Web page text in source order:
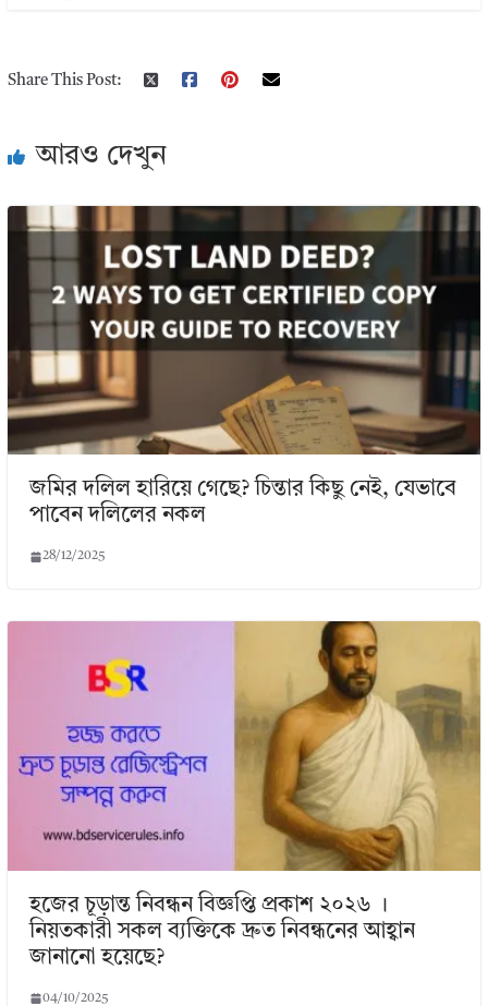
Share This Post:
আরও দেখুন
জমির দলিল হারিয়ে গেছে? চিন্তার কিছু নেই, যেভাবে
পাবেন দলিলের নকল
28/12/2025
হজের চূড়ান্ত নিবন্ধন বিজ্ঞপ্তি প্রকাশ ২০২৬ ।
নিয়তকারী সকল ব্যক্তিকে দ্রুত নিবন্ধনের আহ্বান
জানানো হয়েছে?
04/10/2025